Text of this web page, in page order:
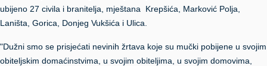
ubijeno 27 civila i branitelja, mještana Krepšića, Marković Polja,
Laništa, Gorica, Donjeg Vukšića i Ulica.
"Dužni smo se prisjećati nevinih žrtava koje su mučki pobijene u svojim
obiteljskim domaćinstvima, u svojim obiteljima, u svojim domovima,